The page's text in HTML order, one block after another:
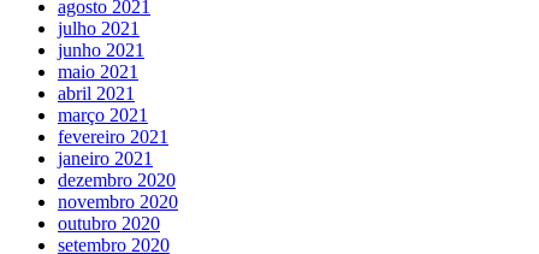
agosto 2021
julho 2021
junho 2021
maio 2021
abril 2021
março 2021
fevereiro 2021
janeiro 2021
dezembro 2020
novembro 2020
outubro 2020
setembro 2020